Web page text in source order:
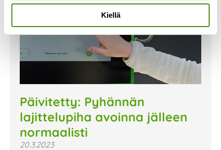
Kiellä
Päivitetty: Pyhännän
lajittelupiha avoinna jälleen
normaalisti
20.3.2023